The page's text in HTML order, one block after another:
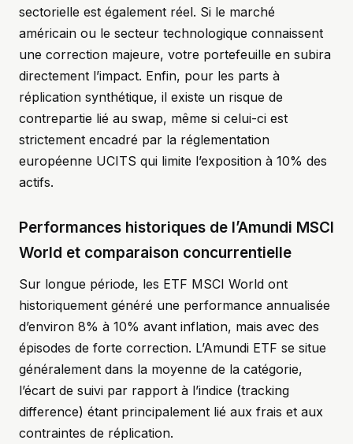
sectorielle est également réel. Si le marché
américain ou le secteur technologique connaissent
une correction majeure, votre portefeuille en subira
directement l’impact. Enfin, pour les parts à
réplication synthétique, il existe un risque de
contrepartie lié au swap, même si celui-ci est
strictement encadré par la réglementation
européenne UCITS qui limite l’exposition à 10% des
actifs.
Performances historiques de l’Amundi MSCI
World et comparaison concurrentielle
Sur longue période, les ETF MSCI World ont
historiquement généré une performance annualisée
d’environ 8% à 10% avant inflation, mais avec des
épisodes de forte correction. L’Amundi ETF se situe
généralement dans la moyenne de la catégorie,
l’écart de suivi par rapport à l’indice (tracking
difference) étant principalement lié aux frais et aux
contraintes de réplication.